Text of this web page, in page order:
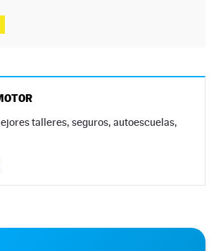
talleres, seguros, autoescuelas,